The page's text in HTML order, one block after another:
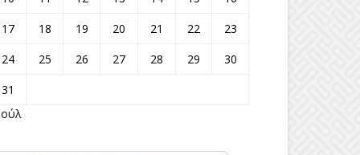
17
18 19 20 21 22
23
24
25 26 27 28 29
30
31